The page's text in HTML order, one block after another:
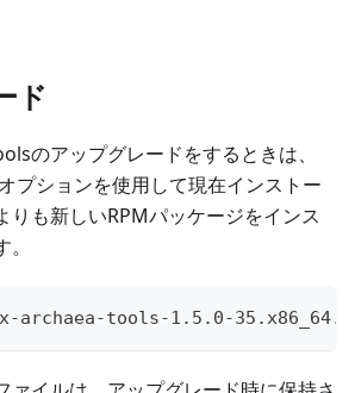
ド
のアップグレードをするときは、
プションを使用して現在インストー
りも新しいRPMパッケージをインス
archaea-tools-1.5.0-